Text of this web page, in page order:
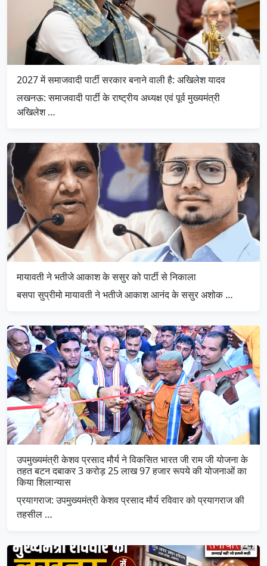
2027 में समाजवादी पार्टी सरकार बनाने वाली है: अखिलेश यादव
लखनऊ: समाजवादी पार्टी के राष्ट्रीय अध्यक्ष एवं पूर्व मुख्यमंत्री
अखिलेश …
मायावती ने भतीजे आकाश के ससुर को पार्टी से निकाला
बसपा सुप्रीमो मायावती ने भतीजे आकाश आनंद के ससुर अशोक …
उपमुख्यमंत्री केशव प्रसाद मौर्य ने विकसित भारत जी राम जी योजना के
तहत बटन दबाकर 3 करोड़ 25 लाख 97 हजार रूपये की योजनाओं का
किया शिलान्यास
प्रयागराज: उपमुख्यमंत्री केशव प्रसाद मौर्य रविवार को प्रयागराज की
तहसील …